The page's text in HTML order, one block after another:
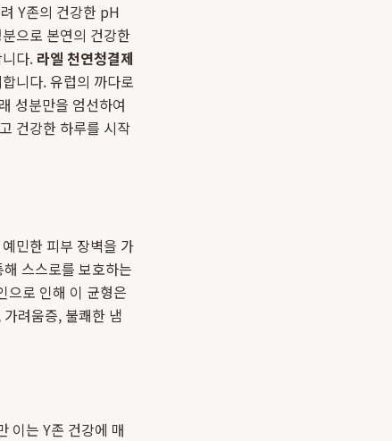
Y존의 건강한 pH
으로 본연의 건강한
다. 라엘 천연청결제
니다. 유럽의 까다로
성분만을 엄선하여
건강한 하루를 시작
민한 피부 장벽을 가
스스로를 보호하는
으로 인해 이 균형은
려움증, 불쾌한 냄
이는 Y존 건강에 매